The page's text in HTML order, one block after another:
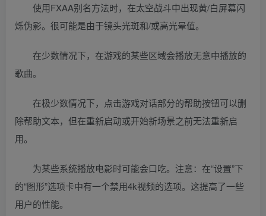
使用FXAA别名方法时，在太空战斗中出现黄/白屏幕闪
烁伪影。很可能是由于镜头光斑和/或高光晕值。
在少数情况下，在游戏的某些区域会播放无意中播放的
歌曲。
在极少数情况下，点击游戏对话部分的帮助按钮可以删
除帮助文本，但在重新启动或开始新场景之前无法重新启
用。
为某些系统播放电影时可能会口吃。注意：在“设置”下
的“图形”选项卡中有一个禁用4k视频的选项。这提高了一些
用户的性能。